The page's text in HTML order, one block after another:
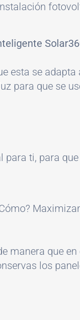
esta se adapta
para que se
ti, para
manera que en
los